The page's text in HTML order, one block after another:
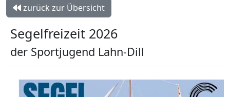
zurück zur Übersicht
Segelfreizeit 2026
der Sportjugend Lahn-Dill